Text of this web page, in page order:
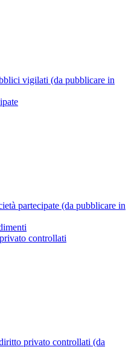
vigilati (da pubblicare in
partecipate (da pubblicare in
controllati
privato controllati (da